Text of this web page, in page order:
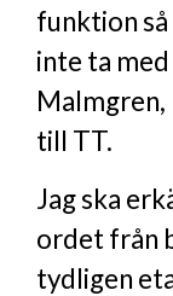
funktion
inte ta
till TT.
Jag ska
ordet från
tydligen